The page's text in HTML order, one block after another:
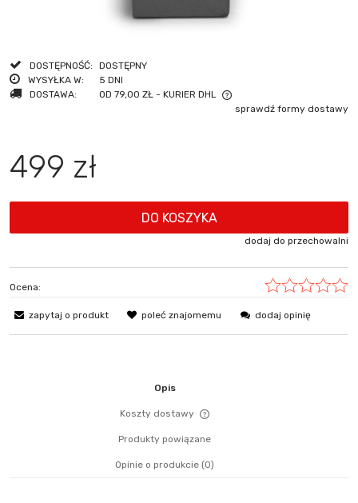
DOSTĘPNOŚĆ:
DOSTĘPNY
WYSYŁKA W:
5 DNI
DOSTAWA:
OD 79,00 ZŁ - KURIER DHL
CENA NIE ZAWIERA EWENTUALNYCH KOSZTÓW PŁATNOŚCI
sprawdź formy dostawy
499 zł
DO KOSZYKA
dodaj do przechowalni
Ocena:
zapytaj o produkt poleć znajomemu dodaj opinię
Opis
Koszty dostawy
Produkty powiązane
Opinie o produkcie (0)